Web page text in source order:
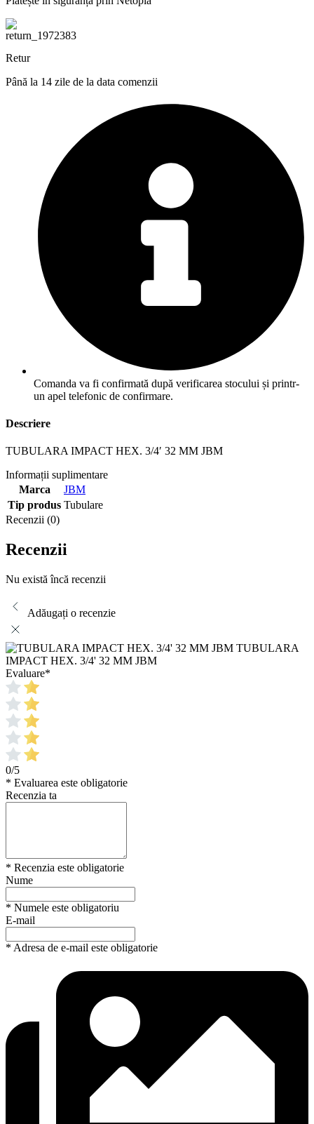
Retur
Până la 14 zile de la data comenzii
Comanda va fi confirmată după verificarea stocului și printr-
un apel telefonic de confirmare.
Descriere
TUBULARA IMPACT HEX. 3/4′ 32 MM JBM
Informații suplimentare
Marca
JBM
Tip produs Tubulare
Recenzii (0)
Recenzii
Nu există încă recenzii
Adăugați o recenzie
TUBULARA
IMPACT HEX. 3/4' 32 MM JBM
Evaluare*
0/5
* Evaluarea este obligatorie
Recenzia ta
* Recenzia este obligatorie
Nume
* Numele este obligatoriu
E-mail
* Adresa de e-mail este obligatorie